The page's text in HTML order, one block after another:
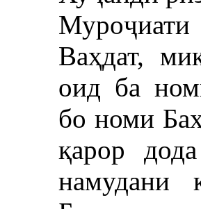
Ваҳдат,
оид ба
бо номи
қарор
намудани